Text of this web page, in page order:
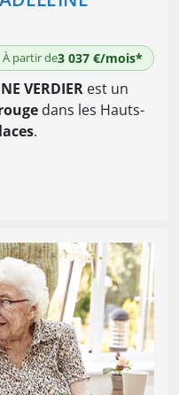
À partir de3 037 €/mois*
VERDIER est un
dans les Hauts-
.